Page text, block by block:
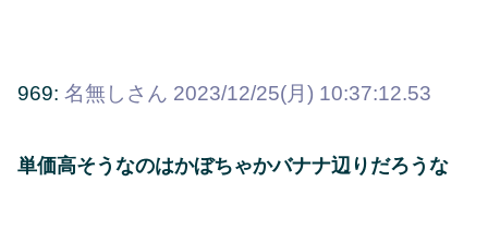
969: 名無しさん 2023/12/25(月) 10:37:12.53
単価高そうなのはかぼちゃかバナナ辺りだろうな